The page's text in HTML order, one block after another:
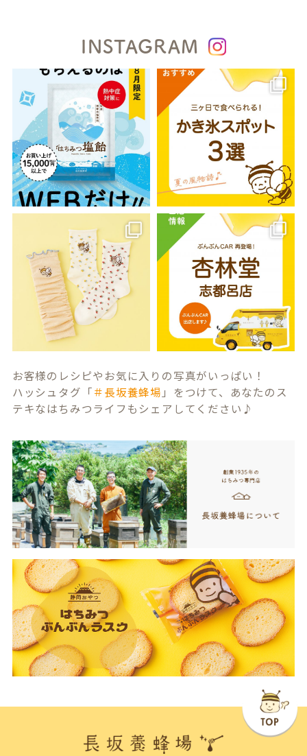
INSTAGRAM
お客様のレシピやお気に入りの写真がいっぱい！
ハッシュタグ「＃長坂養蜂場 」をつけて、あなたのス
テキなはちみつライフもシェアしてください♪